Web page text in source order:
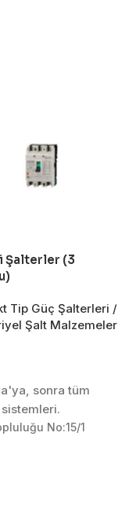
Şalterler (3
Tip Güç Şalterleri /
Şalt Malzemeler
sonra tüm
No:15/1